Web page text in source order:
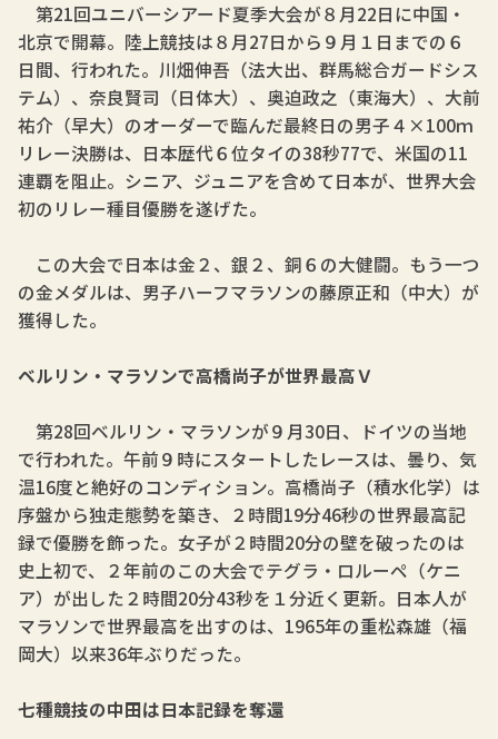
第21回ユニバーシアード夏季大会が８月22日に中国・
北京で開幕。陸上競技は８月27日から９月１日までの６
日間、行われた。川畑伸吾（法大出、群馬総合ガードシス
テム）、奈良賢司（日体大）、奥迫政之（東海大）、大前
祐介（早大）のオーダーで臨んだ最終日の男子４×100ｍ
リレー決勝は、日本歴代６位タイの38秒77で、米国の11
連覇を阻止。シニア、ジュニアを含めて日本が、世界大会
初のリレー種目優勝を遂げた。
この大会で日本は金２、銀２、銅６の大健闘。もう一つ
の金メダルは、男子ハーフマラソンの藤原正和（中大）が
獲得した。
ベルリン・マラソンで高橋尚子が世界最高Ｖ
第28回ベルリン・マラソンが９月30日、ドイツの当地
で行われた。午前９時にスタートしたレースは、曇り、気
温16度と絶好のコンディション。高橋尚子（積水化学）は
序盤から独走態勢を築き、２時間19分46秒の世界最高記
録で優勝を飾った。女子が２時間20分の壁を破ったのは
史上初で、２年前のこの大会でテグラ・ロルーペ（ケニ
ア）が出した２時間20分43秒を１分近く更新。日本人が
マラソンで世界最高を出すのは、1965年の重松森雄（福
岡大）以来36年ぶりだった。
七種競技の中田は日本記録を奪還